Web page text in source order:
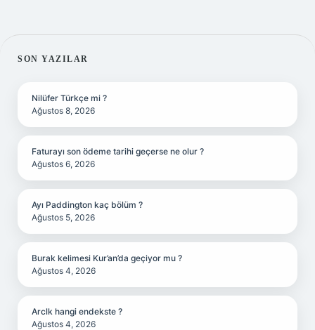
SIDEBAR
SON YAZILAR
Nilüfer Türkçe mi ?
Ağustos 8, 2026
Faturayı son ödeme tarihi geçerse ne olur ?
Ağustos 6, 2026
Ayı Paddington kaç bölüm ?
Ağustos 5, 2026
Burak kelimesi Kur’an’da geçiyor mu ?
Ağustos 4, 2026
Arclk hangi endekste ?
Ağustos 4, 2026